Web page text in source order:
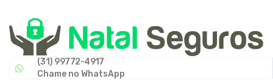
(31) 99772-4917
Chame no WhatsApp